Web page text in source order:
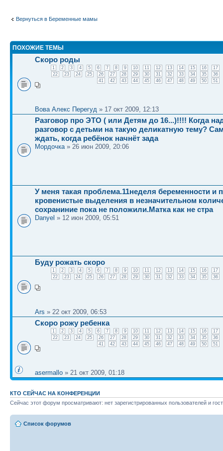
Вернуться в Беременные мамы
ПОХОЖИЕ ТЕМЫ
Скоро роды
1 2 3 4 5 6 7 8 9 10 11 12 13 14 15 16
17
22
23 24 25 26 27 28 29 30 31 32 33 34 35
36
41
42 43 44 45 46 47 48 49 50 51
Вова Алекс Перегуд » 17 окт 2009, 12:13
Разговор про ЭТО ( или Детям до 16...)!!!! Когда
разговор с детьми на такую деликатную тему?
ждать, когда ребёнок начнёт зада
Мордочка » 26 июн 2009, 20:06
У меня такая проблема.11неделя беременности и
кровенистые выделения в незначительном
сохраниние пока не положили.Матка как не стра
Danyel » 12 июн 2009, 05:51
Буду рожать скоро
1 2 3 4 5 6 7 8 9 10 11 12 13 14 15 16
17
22
23 24 25 26 27 28 29 30 31 32 33 34 35 36
Ars » 22 окт 2009, 06:53
Скоро рожу ребенка
1 2 3 4 5 6 7 8 9 10 11 12 13 14 15 16
17
22
23 24 25 26 27 28 29 30 31 32 33 34 35
36
41
42 43 44 45 46 47 48 49 50 51
asermallo » 21 окт 2009, 01:18
КТО СЕЙЧАС НА КОНФЕРЕНЦИИ
Сейчас этот форум просматривают: нет зарегистрированных пользователей и
Список форумов